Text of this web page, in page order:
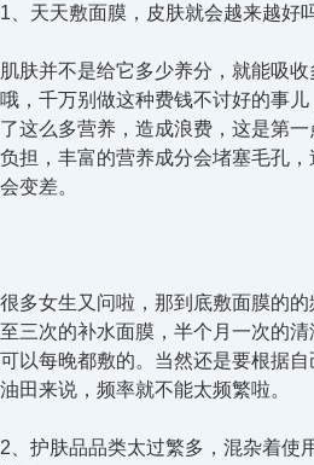
1、天天敷面膜，皮肤就会越来越好
肌肤并不是给它多少养分，就能吸
哦，千万别做这种费钱不讨好的事
了这么多营养，造成浪费，这是第
负担，丰富的营养成分会堵塞毛孔
会变差。
很多女生又问啦，那到底敷面膜的
至三次的补水面膜，半个月一次的
可以每晚都敷的。当然还是要根据
油田来说，频率就不能太频繁啦。
2、护肤品品类太过繁多，混杂着使